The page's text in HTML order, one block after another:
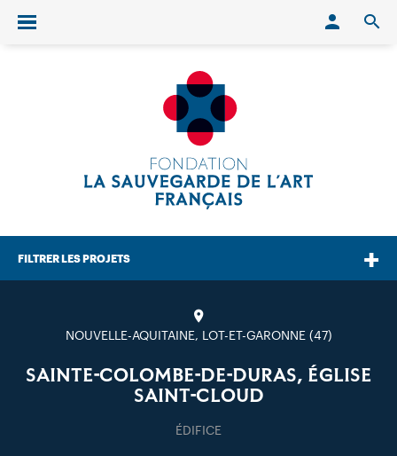
Ouvrir/fermer le menu
FILTRER LES PROJETS
NOUVELLE-AQUITAINE, LOT-ET-GARONNE (47)
SAINTE-COLOMBE-DE-DURAS, ÉGLISE
SAINT-CLOUD
ÉDIFICE